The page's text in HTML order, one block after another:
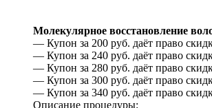
Молекулярное восстановление
— Купон за 200 руб. даёт право
— Купон за 240 руб. даёт право
— Купон за 280 руб. даёт право
— Купон за 300 руб. даёт право
— Купон за 340 руб. даёт право
Описание процедуры: